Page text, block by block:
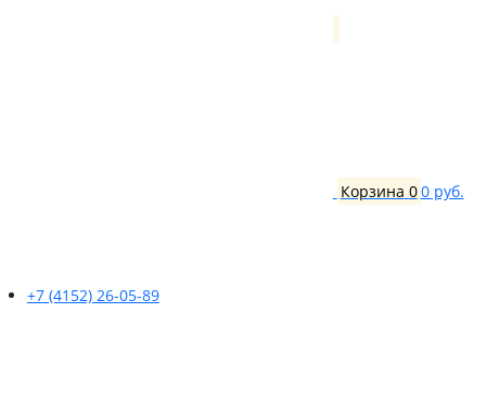
Корзина 00 руб.
+7 (4152) 26-05-89